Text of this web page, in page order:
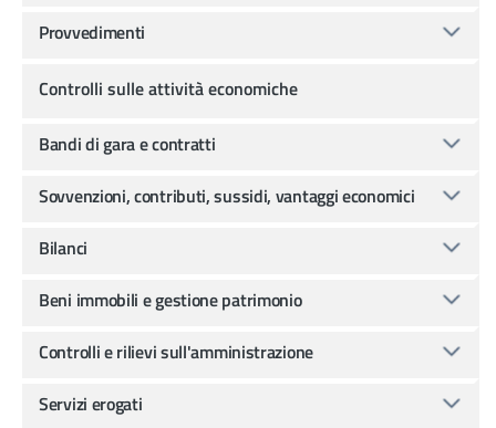
Provvedimenti
Controlli sulle attività economiche
Bandi di gara e contratti
Sovvenzioni, contributi, sussidi, vantaggi economici
Bilanci
Beni immobili e gestione patrimonio
Controlli e rilievi sull'amministrazione
Servizi erogati